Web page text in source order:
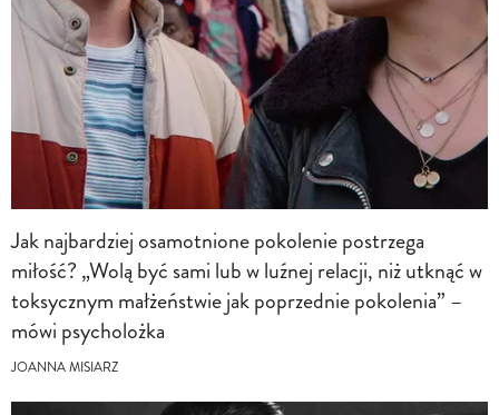
Jak najbardziej osamotnione pokolenie postrzega
miłość? „Wolą być sami lub w luźnej relacji, niż utknąć w
toksycznym małżeństwie jak poprzednie pokolenia” –
mówi psycholożka
JOANNA MISIARZ